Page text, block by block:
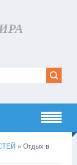
» Отдых в